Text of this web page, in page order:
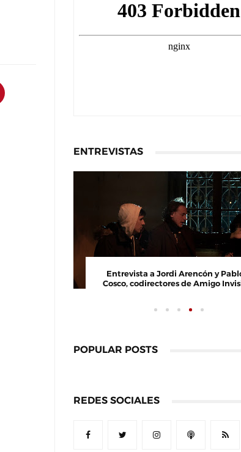
ENTREVISTAS
Entrevista a Jordi Arencón y
Cosco, codirectores de Amigo
POPULAR POSTS
REDES SOCIALES